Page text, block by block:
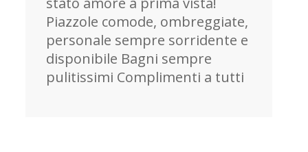
Piazzole comode, ombreggiate,
personale sempre sorridente e
disponibile Bagni sempre
pulitissimi Complimenti a tutti